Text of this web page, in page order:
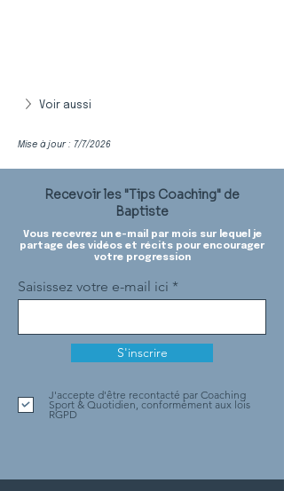
Voir aussi
Mise à jour : 7/7/2026
Recevoir les "Tips Coaching" de
Baptiste
Vous recevrez un e-mail par mois sur lequel je
partage des vidéos et récits pour encourager
votre progression
Saisissez votre e-mail ici
S'inscrire
J'accepte d'être recontacté par Coaching
Sport & Quotidien, conformément aux lois
RGPD